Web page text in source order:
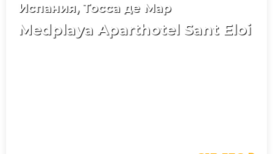
Испания, Тосса де Мар
Medplaya Aparthotel Sant Eloi